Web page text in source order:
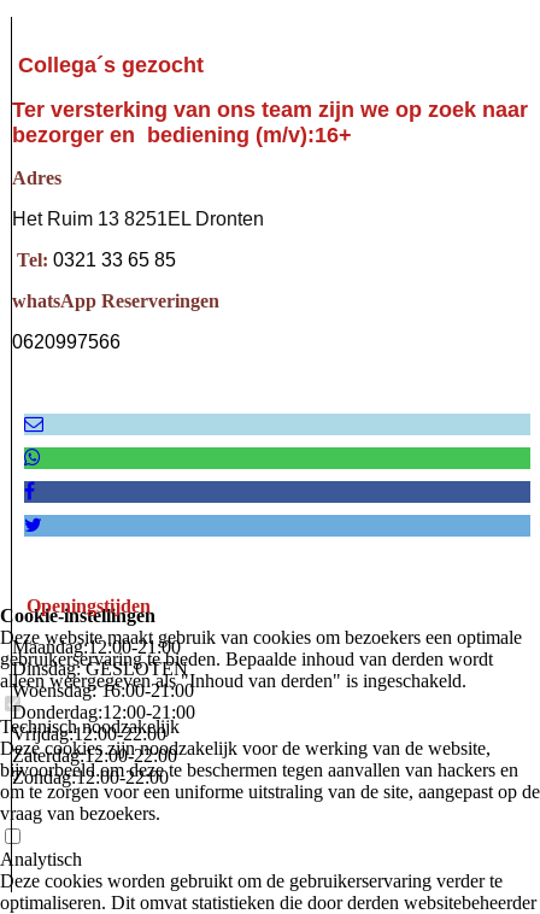
Collega´s gezocht
Ter versterking van ons team zijn we op zoek naar
bezorger en bediening (m/v):16+
Adres
Het Ruim 13 8251EL Dronten
Tel: 0321 33 65 85
whatsApp Reserveringen
0620997566
Openingstijden
Maandag:12:00-21:00
Dinsdag: GESLOTEN
Woensdag: 16:00-21:00
Donderdag:12:00-21:00
Vrijdag:12:00-22:00
Zaterdag:12:00-22:00
Zondag:12:00-22:00
Cookie-instellingen
Deze website maakt gebruik van cookies om bezoekers een optimale
gebruikerservaring te bieden. Bepaalde inhoud van derden wordt
alleen weergegeven als "Inhoud van derden" is ingeschakeld.
Technisch noodzakelijk
Deze cookies zijn noodzakelijk voor de werking van de website,
bijvoorbeeld om deze te beschermen tegen aanvallen van hackers en
om te zorgen voor een uniforme uitstraling van de site, aangepast op de
vraag van bezoekers.
Analytisch
Deze cookies worden gebruikt om de gebruikerservaring verder te
optimaliseren. Dit omvat statistieken die door derden websitebeheerder